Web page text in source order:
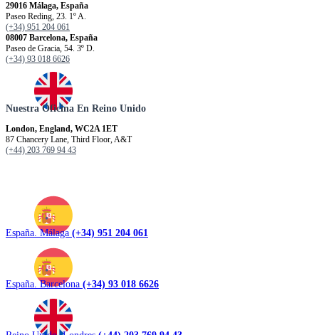
29016 Málaga, España
Paseo Reding, 23. 1º A.
(+34) 951 204 061
08007 Barcelona, España
Paseo de Gracia, 54. 3º D.
(+34) 93 018 6626
Nuestra Oficina En Reino Unido
London, England, WC2A 1ET
87 Chancery Lane, Third Floor, A&T
(+44) 203 769 94 43
España. Málaga (+34) 951 204 061
España. Barcelona (+34) 93 018 6626